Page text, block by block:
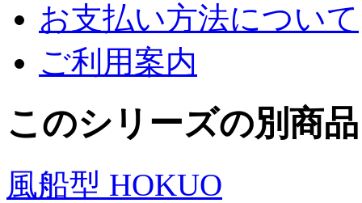
お支払い方法について
ご利用案内
このシリーズの別商品
風船型 HOKUO